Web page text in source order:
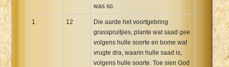
was so.
1 12
Die aarde het voortgebring
grasspruitjies, plante wat saad gee
volgens hulle soorte en bome wat
vrugte dra, waarin hulle saad is,
volgens hulle soorte. Toe sien God